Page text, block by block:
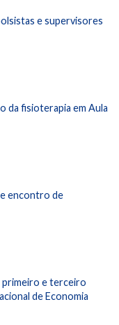
e supervisores
da fisioterapia em Aula
encontro de
primeiro e terceiro
de Economia